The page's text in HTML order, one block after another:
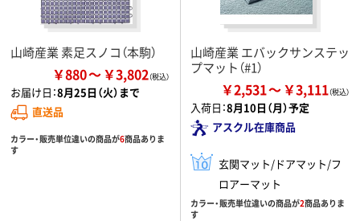
山崎産業 素足スノコ（本駒）
￥880 ￥3,802
お届け日：8月25日（火）まで
直送品
カラー・販売単位違いの商品が6商品ありま
す
山崎産業 エバックサンステッ
プマット（#1）
￥2,531 ￥3,111
入荷日：8月10日（月）予定
アスクル在庫商品
玄関マット/ドアマット/フ
ロアーマット
カラー・販売単位違いの商品が2商品ありま
す